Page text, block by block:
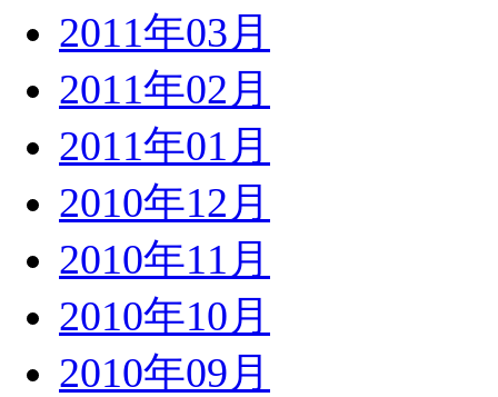
2011年03月
2011年02月
2011年01月
2010年12月
2010年11月
2010年10月
2010年09月